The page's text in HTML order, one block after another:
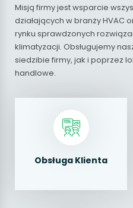
Misją firmy jest wsparcie
działających w branży HVAC
rynku sprawdzonych
klimatyzacji. Obsługujemy
siedzibie firmy, jak i poprzez
handlowe.
Obsługa Klienta